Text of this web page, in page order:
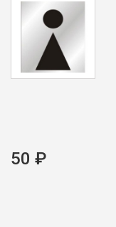
50 ₽